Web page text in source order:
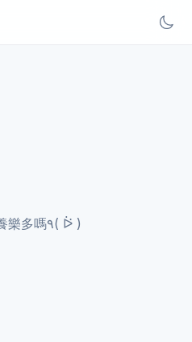
你好，我是樂多，請問你要養樂多嗎٩( ᐖ )